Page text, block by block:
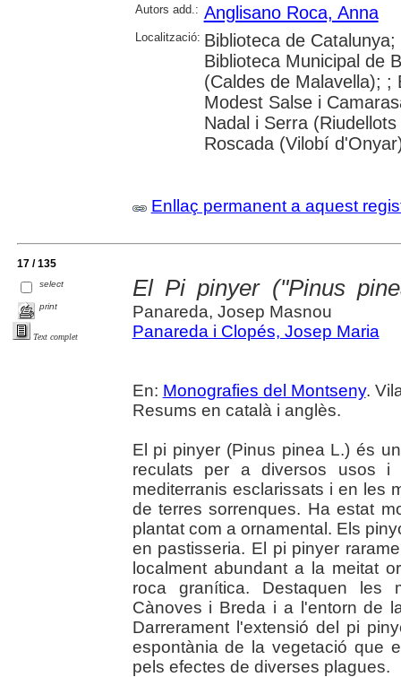
Autors add.: Anglisano Roca, Anna
Localització: Biblioteca de
Biblioteca Municipal de
(Caldes de Malavella); ;
Modest Salse i
Nadal i Serra
Roscada (Vilobí
Enllaç permanent a aquest
17 / 135
select
print
Text complet
El Pi pinyer ("Pinus
Panareda, Josep Masnou
Panareda i Clopés, Josep Maria
En: Monografies del Montseny.
Resums en català i anglès.
El pi pinyer (Pinus pinea L.) és
reculats per a diversos usos i
mediterranis esclarissats i en les
de terres sorrenques. Ha estat
plantat com a ornamental. Els
en pastisseria. El pi pinyer
localment abundant a la meitat
roca granítica. Destaquen
Cànoves i Breda i a l'entorn de
Darrerament l'extensió del pi
espontània de la vegetació que
pels efectes de diverses plagues.